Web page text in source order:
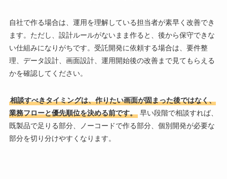
自社で作る場合は、運用を理解している担当者が素早く改善でき
ます。ただし、設計ルールがないまま作ると、後から保守できな
い仕組みになりがちです。受託開発に依頼する場合は、要件整
理、データ設計、画面設計、運用開始後の改善まで見てもらえる
かを確認してください。
相談すべきタイミングは、作りたい画面が固まった後ではなく、
業務フローと優先順位を決める前です。早い段階で相談すれば、
既製品で足りる部分、ノーコードで作る部分、個別開発が必要な
部分を切り分けやすくなります。